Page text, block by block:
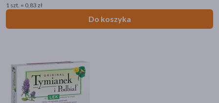
1 szt. = 0,83 zł
Do koszyka
Filtry
Nowość(1)
Bestseller(2)